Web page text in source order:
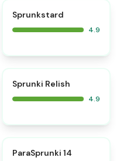
Sprunkstard
4.9
Sprunki Relish
4.9
ParaSprunki 14